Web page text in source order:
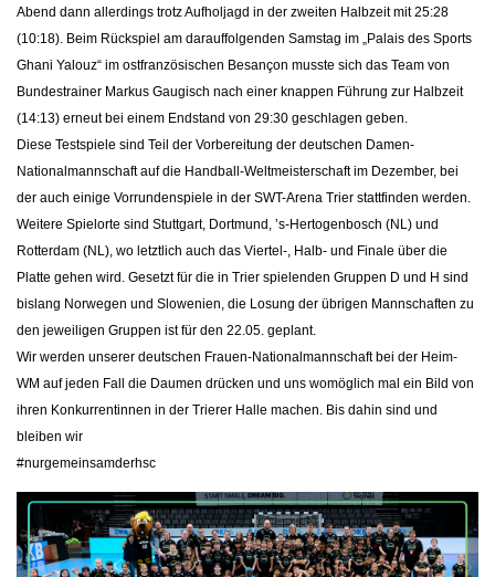
Abend dann allerdings trotz Aufholjagd in der zweiten Halbzeit mit 25:28
(10:18). Beim Rückspiel am darauffolgenden Samstag im „Palais des Sports
Ghani Yalouz“ im ostfranzösischen Besançon musste sich das Team von
Bundestrainer Markus Gaugisch nach einer knappen Führung zur Halbzeit
(14:13) erneut bei einem Endstand von 29:30 geschlagen geben.
Diese Testspiele sind Teil der Vorbereitung der deutschen Damen-
Nationalmannschaft auf die Handball-Weltmeisterschaft im Dezember, bei
der auch einige Vorrundenspiele in der SWT-Arena Trier stattfinden werden.
Weitere Spielorte sind Stuttgart, Dortmund, ’s-Hertogenbosch (NL) und
Rotterdam (NL), wo letztlich auch das Viertel-, Halb- und Finale über die
Platte gehen wird. Gesetzt für die in Trier spielenden Gruppen D und H sind
bislang Norwegen und Slowenien, die Losung der übrigen Mannschaften zu
den jeweiligen Gruppen ist für den 22.05. geplant.
Wir werden unserer deutschen Frauen-Nationalmannschaft bei der Heim-
WM auf jeden Fall die Daumen drücken und uns womöglich mal ein Bild von
ihren Konkurrentinnen in der Trierer Halle machen. Bis dahin sind und
bleiben wir
#nurgemeinsamderhsc